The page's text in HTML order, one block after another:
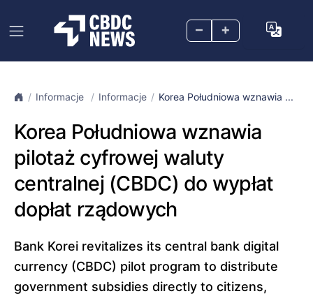
– +
Informacje Informacje Korea Południowa wznawia ...
Korea Południowa wznawia
pilotaż cyfrowej waluty
centralnej (CBDC) do wypłat
dopłat rządowych
Bank Korei revitalizes its central bank digital
currency (CBDC) pilot program to distribute
government subsidies directly to citizens,